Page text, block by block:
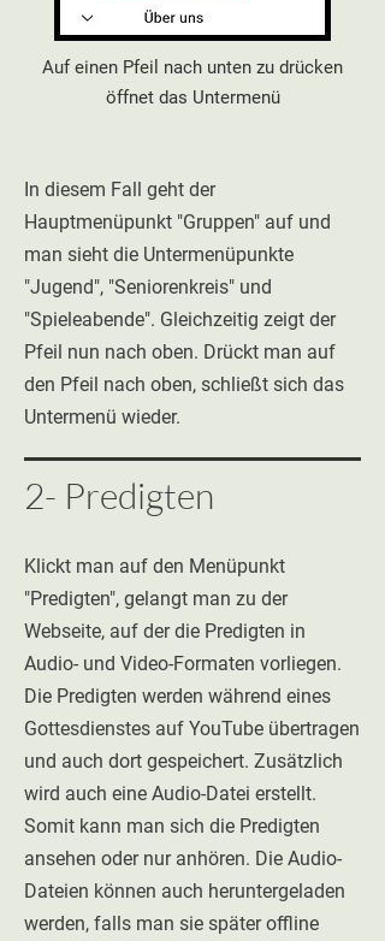
Auf einen Pfeil nach unten zu drücken
öffnet das Untermenü
In diesem Fall geht der
Hauptmenüpunkt "Gruppen" auf und
man sieht die Untermenüpunkte
"Jugend", "Seniorenkreis" und
"Spieleabende". Gleichzeitig zeigt der
Pfeil nun nach oben. Drückt man auf
den Pfeil nach oben, schließt sich das
Untermenü wieder.
2- Predigten
Klickt man auf den Menüpunkt
"Predigten", gelangt man zu der
Webseite, auf der die Predigten in
Audio- und Video-Formaten vorliegen.
Die Predigten werden während eines
Gottesdienstes auf YouTube übertragen
und auch dort gespeichert. Zusätzlich
wird auch eine Audio-Datei erstellt.
Somit kann man sich die Predigten
ansehen oder nur anhören. Die Audio-
Dateien können auch heruntergeladen
werden, falls man sie später offline